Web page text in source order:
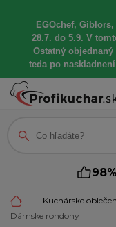
EGOchef,
28.7. do 5.9. V
Ostatný
teda po
98%
Kuchárske
Dámske rondony